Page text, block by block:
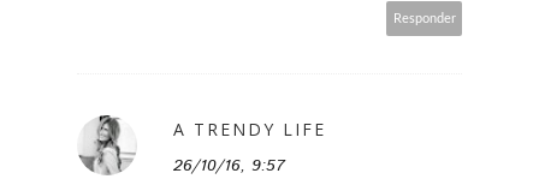
Responder
A TRENDY LIFE
26/10/16, 9:57